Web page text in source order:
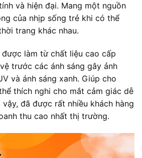
và hiện đại. Mang một nguồn
của nhịp sống trẻ khi có thể
trang khác nhau.
làm từ chất liệu cao cấp
trước các ánh sáng gây ảnh
và ánh sáng xanh. Giúp cho
thích nghi cho mắt cảm giác dễ
đã được rất nhiều khách hàng
thu cao nhất thị trường.